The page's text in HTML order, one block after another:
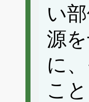
い
源
に
こ